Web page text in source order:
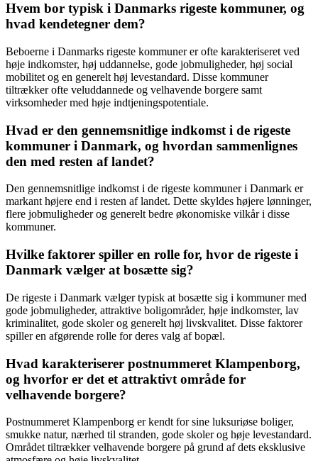
Hvem bor typisk i Danmarks rigeste kommuner, og
hvad kendetegner dem?
Beboerne i Danmarks rigeste kommuner er ofte karakteriseret ved
høje indkomster, høj uddannelse, gode jobmuligheder, høj social
mobilitet og en generelt høj levestandard. Disse kommuner
tiltrækker ofte veluddannede og velhavende borgere samt
virksomheder med høje indtjeningspotentiale.
Hvad er den gennemsnitlige indkomst i de rigeste
kommuner i Danmark, og hvordan sammenlignes
den med resten af landet?
Den gennemsnitlige indkomst i de rigeste kommuner i Danmark er
markant højere end i resten af landet. Dette skyldes højere lønninger,
flere jobmuligheder og generelt bedre økonomiske vilkår i disse
kommuner.
Hvilke faktorer spiller en rolle for, hvor de rigeste i
Danmark vælger at bosætte sig?
De rigeste i Danmark vælger typisk at bosætte sig i kommuner med
gode jobmuligheder, attraktive boligområder, høje indkomster, lav
kriminalitet, gode skoler og generelt høj livskvalitet. Disse faktorer
spiller en afgørende rolle for deres valg af bopæl.
Hvad karakteriserer postnummeret Klampenborg,
og hvorfor er det et attraktivt område for
velhavende borgere?
Postnummeret Klampenborg er kendt for sine luksuriøse boliger,
smukke natur, nærhed til stranden, gode skoler og høje levestandard.
Området tiltrækker velhavende borgere på grund af dets eksklusive